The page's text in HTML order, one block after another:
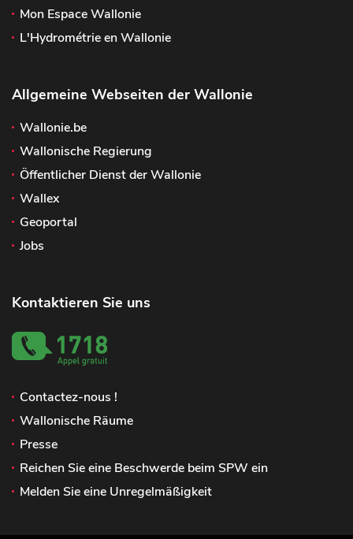
Mon Espace Wallonie
L'Hydrométrie en Wallonie
Allgemeine Webseiten der Wallonie
Wallonie.be
Wallonische Regierung
Öffentlicher Dienst der Wallonie
Wallex
Geoportal
Jobs
Kontaktieren Sie uns
Contactez-nous !
Wallonische Räume
Presse
Reichen Sie eine Beschwerde beim SPW ein
Melden Sie eine Unregelmäßigkeit